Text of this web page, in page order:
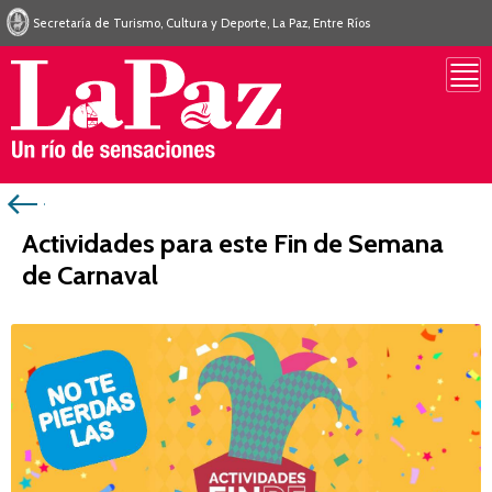
Secretaría de Turismo, Cultura y Deporte, La Paz, Entre Ríos
Actividades para este Fin de Semana
de Carnaval